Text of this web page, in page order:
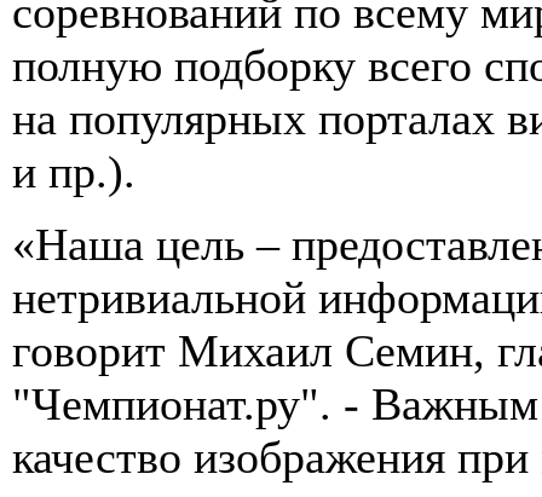
соревнований по всему
полную подборку всего
на популярных порталах
и пр.).
«Наша цель –
нетривиальной
говорит Михаил Семин,
"Чемпионат.ру". - Важным
качество изображения